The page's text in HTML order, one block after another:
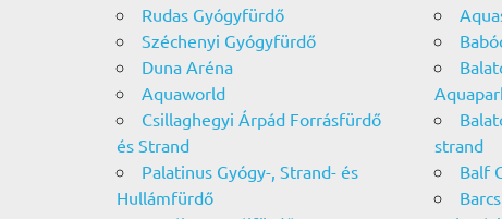
Rudas Gyógyfürdő
Széchenyi Gyógyfürdő
Duna Aréna
Aquaworld
Csillaghegyi Árpád Forrásfürdő
és Strand
Palatinus Gyógy-, Strand- és
Hullámfürdő
strand
Balf